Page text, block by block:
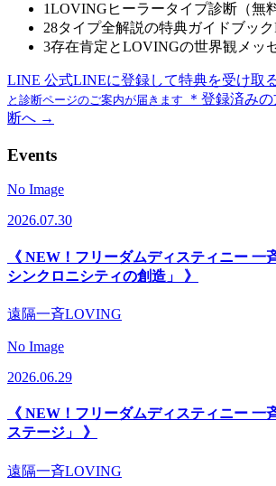
1LOVINGヒーラータイプ診断（無
28タイプ全解説の特典ガイドブック
3存在肯定とLOVINGの世界観メッ
LINE 公式LINEに登録して特典を受け取
と診断ページのご案内が届きます
＊登録済み
断へ →
Events
No Image
2026.07.30
《 NEW！フリーダムディスティニー
シンクロニシティの創造」 》
遠隔一斉LOVING
No Image
2026.06.29
《 NEW！フリーダムディスティニー
ステージ」 》
遠隔一斉LOVING